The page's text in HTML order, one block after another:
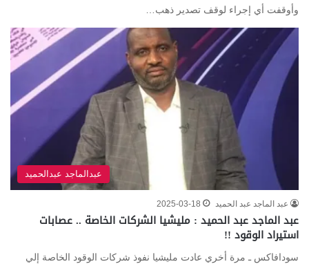
وأوقفت أي إجراء لوقف تصدير ذهب…
عبدالماجد عبدالحميد
عبد الماجد عبد الحميد 2025-03-18
عبد الماجد عبد الحميد : مليشيا الشركات الخاصة .. عصابات
استيراد الوقود !!
سودافاكس ـ مرة أخري عادت مليشيا نفوذ شركات الوقود الخاصة إلي